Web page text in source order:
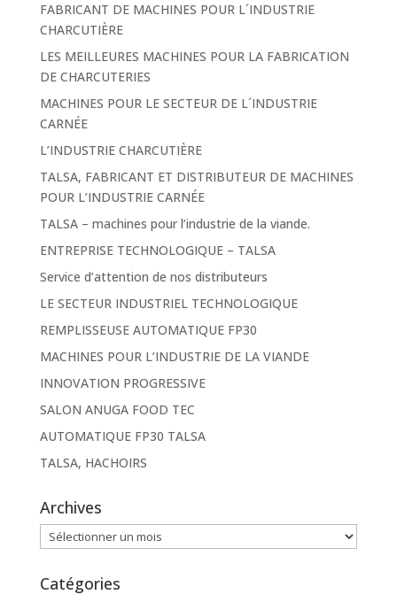
FABRICANT DE MACHINES POUR L´INDUSTRIE
CHARCUTIÈRE
LES MEILLEURES MACHINES POUR LA FABRICATION
DE CHARCUTERIES
MACHINES POUR LE SECTEUR DE L´INDUSTRIE
CARNÉE
L’INDUSTRIE CHARCUTIÈRE
TALSA, FABRICANT ET DISTRIBUTEUR DE MACHINES
POUR L’INDUSTRIE CARNÉE
TALSA – machines pour l’industrie de la viande.
ENTREPRISE TECHNOLOGIQUE – TALSA
Service d’attention de nos distributeurs
LE SECTEUR INDUSTRIEL TECHNOLOGIQUE
REMPLISSEUSE AUTOMATIQUE FP30
MACHINES POUR L’INDUSTRIE DE LA VIANDE
INNOVATION PROGRESSIVE
SALON ANUGA FOOD TEC
AUTOMATIQUE FP30 TALSA
TALSA, HACHOIRS
Archives
Archives
Catégories